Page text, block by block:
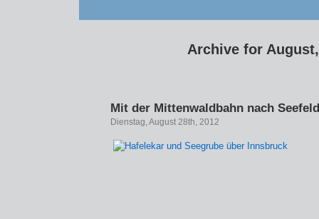
Archive for
Mit der Mittenwaldbahn nach Seefeld
Dienstag, August 28th, 2012